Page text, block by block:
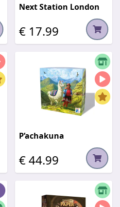
Next Station London
€ 17.99
P’achakuna
€ 44.99